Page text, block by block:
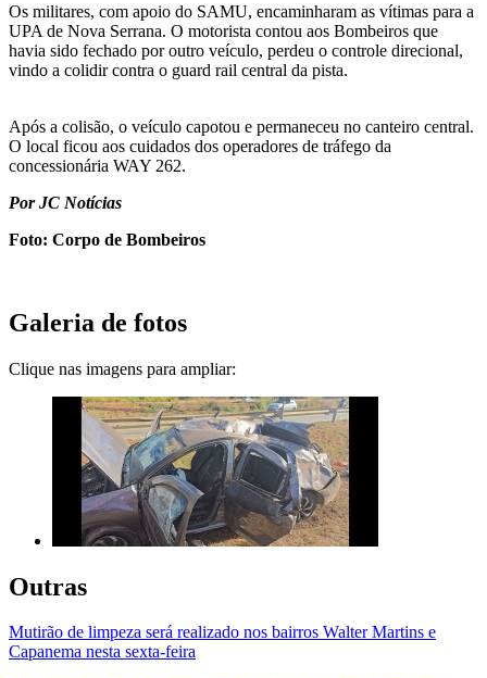
Os militares, com apoio do SAMU, encaminharam as vítimas para a
UPA de Nova Serrana. O motorista contou aos Bombeiros que
havia sido fechado por outro veículo, perdeu o controle direcional,
vindo a colidir contra o guard rail central da pista.
Após a colisão, o veículo capotou e permaneceu no canteiro central.
O local ficou aos cuidados dos operadores de tráfego da
concessionária WAY 262.
Por JC Notícias
Foto: Corpo de Bombeiros
Galeria de fotos
Clique nas imagens para ampliar:
Outras
Mutirão de limpeza será realizado nos bairros Walter Martins e
Capanema nesta sexta-feira